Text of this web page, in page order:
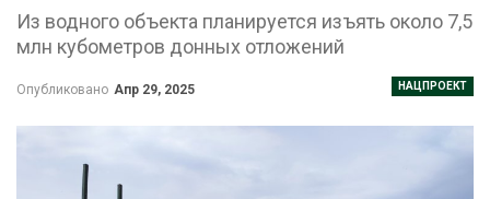
Из водного объекта планируется изъять около 7,5
млн кубометров донных отложений
НАЦПРОЕКТ
Опубликовано Апр 29, 2025